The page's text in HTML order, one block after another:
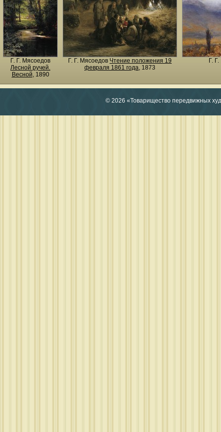
Г. Г. Мясоедов
Лесной ручей.
Весной, 1890
Г. Г. Мясоедов Чтение положения 19
февраля 1861 года, 1873
Г.
© 2026 «Товарищество передвижных